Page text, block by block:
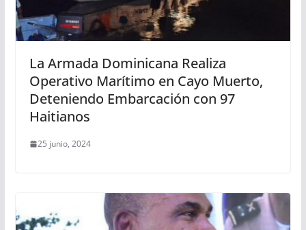
La Armada Dominicana Realiza
Operativo Marítimo en Cayo Muerto,
Deteniendo Embarcación con 97
Haitianos
25 junio, 2024